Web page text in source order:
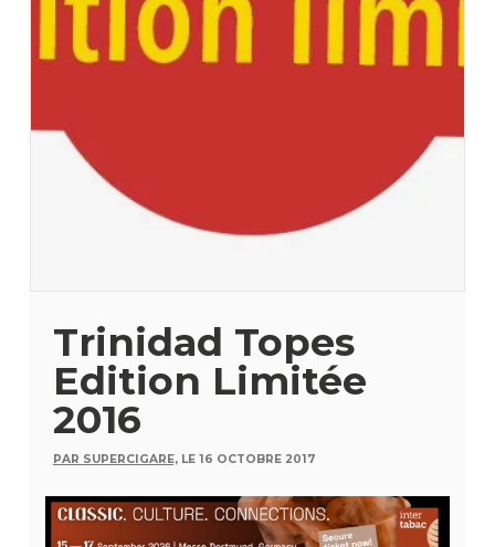
Trinidad Topes
Edition Limitée
2016
PAR SUPERCIGARE, LE 16 OCTOBRE 2017